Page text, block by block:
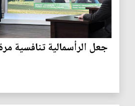
جعل الرأسمالية تنافسية